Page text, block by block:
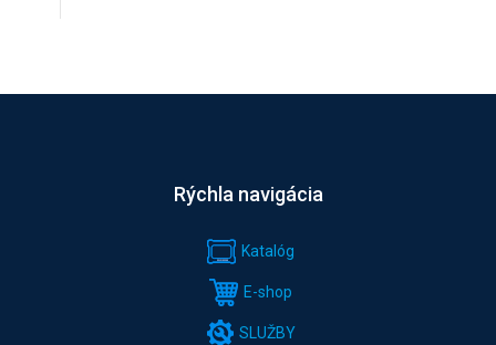
Rýchla navigácia
Katalóg
E-shop
SLUŽBY